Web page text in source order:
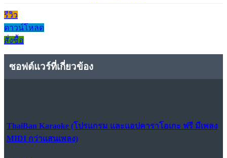
รีวิว
ดาวน์โหลด
สั่งซื้อ
ซอฟต์แวร์ที่เกี่ยวข้อง
ThaiBan Karaoke (โปรแกรม และแอปคาราโอเกะ ฟรี มีเพลง
MIDI กว่าแสนเพลง)